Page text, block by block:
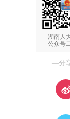
湖南人
公众号
—分